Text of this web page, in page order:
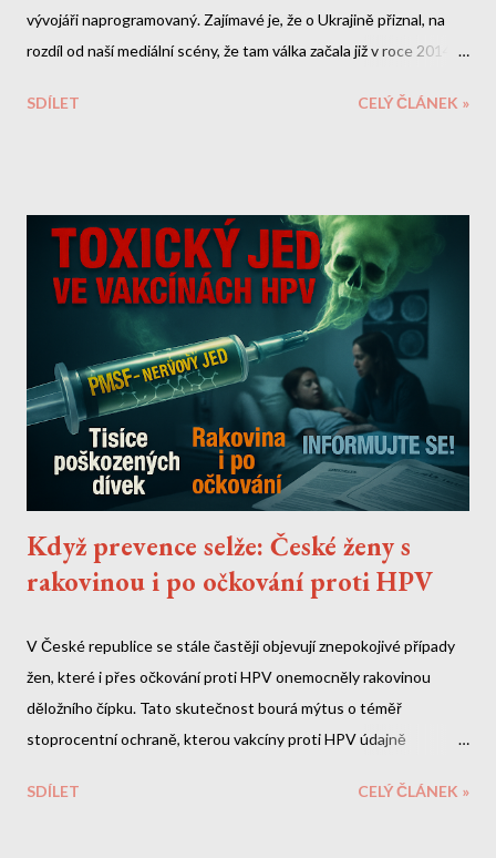
vývojáři naprogramovaný. Zajímavé je, že o Ukrajině přiznal, na
rozdíl od naší mediální scény, že tam válka začala již v roce 2014.
Zde je celý přepis naší debaty. Mé otázky a reakce jsou tučně.
SDÍLET CELÝ ČLÁNEK »
Když prevence selže: České ženy s
rakovinou i po očkování proti HPV
V České republice se stále častěji objevují znepokojivé případy
žen, které i přes očkování proti HPV onemocněly rakovinou
děložního čípku. Tato skutečnost bourá mýtus o téměř
stoprocentní ochraně, kterou vakcíny proti HPV údajně
objeveny toxické látky, které výrobci zatajili. Toxický koktejl ve
SDÍLET CELÝ ČLÁNEK »